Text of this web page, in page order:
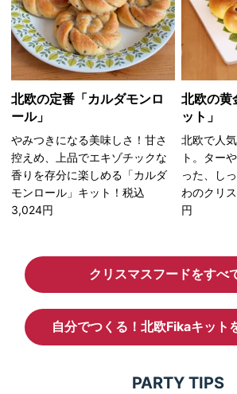
北欧の定番「カルダモンロ
ール」
やみつきになる美味しさ！甘さ
控えめ、上品でエキゾチックな
香りを存分に楽しめる「カルダ
モンロール」キット！税込
3,024円
北欧の黄
ット」
北欧で人
ト。ター
った、し
わのクリ
円
クリスマスフードをすべ
自分でつくる！北欧Fikaキット
PARTY TIPS